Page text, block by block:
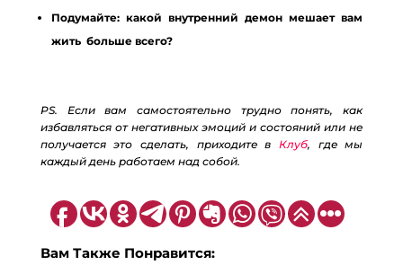
Подумайте: какой внутренний демон мешает вам
жить больше всего?
PS. Если вам самостоятельно трудно понять, как
избавляться от негативных эмоций и состояний или не
получается это сделать, приходите в Клуб​, где мы
каждый день работаем над собой.
Вам Также Понравится: